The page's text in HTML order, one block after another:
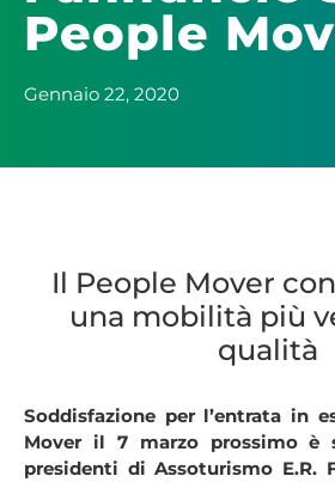
People
Gennaio 22, 2020
Il People Mover
una mobilità più
qualità
Soddisfazione per l’entrata in
Mover il 7 marzo prossimo è
presidenti di Assoturismo E.R.